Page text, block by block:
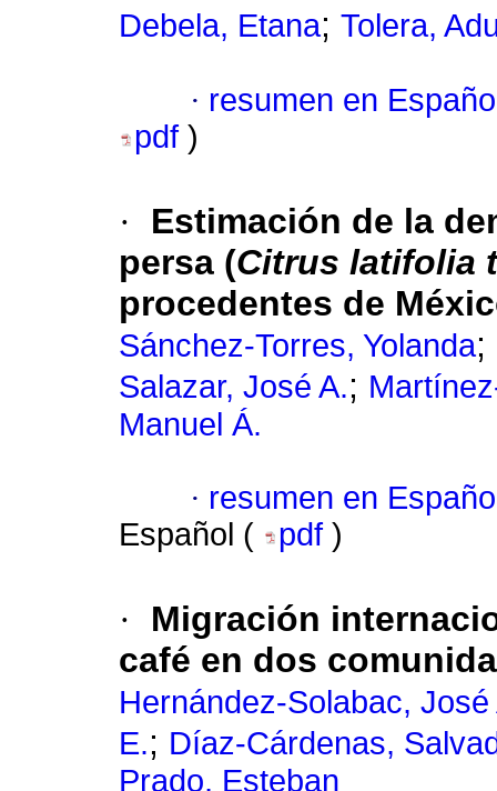
Debela, Etana; Tolera,
· resumen en
pdf )
·
Estimación de la
persa (Citrus latifolia
procedentes de
Sánchez-Torres, Yolanda;
Salazar, José A.;
Manuel Á.
· resumen en
Español (
pdf )
·
Migración
café en dos
Hernández-Solabac,
E.; Díaz-Cárdenas,
Prado, Esteban